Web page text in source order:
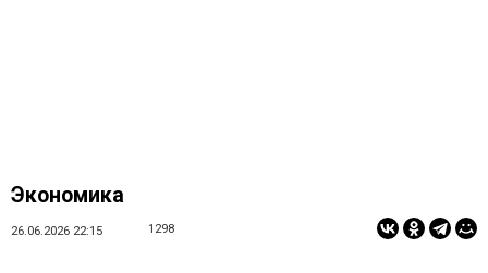
Экономика
26.06.2026 22:15 1298